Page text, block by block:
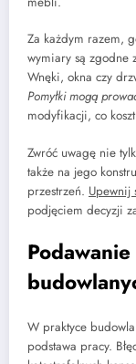
Za każdym razem,
wymiary są zgodne
Wnęki, okna czy
Pomyłki mogą
modyfikacji, co
Zwróć uwagę nie
także na jego
przestrzeń. Upewnij
podjęciem decyzji
W praktyce
podstawa pracy.